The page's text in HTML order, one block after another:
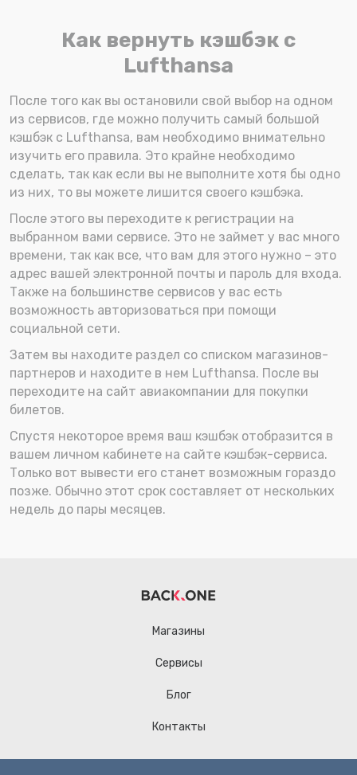
Как вернуть кэшбэк с
Lufthansa
После того как вы остановили свой выбор на одном
из сервисов, где можно получить самый большой
кэшбэк с Lufthansa, вам необходимо внимательно
изучить его правила. Это крайне необходимо
сделать, так как если вы не выполните хотя бы одно
из них, то вы можете лишится своего кэшбэка.
После этого вы переходите к регистрации на
выбранном вами сервисе. Это не займет у вас много
времени, так как все, что вам для этого нужно – это
адрес вашей электронной почты и пароль для входа.
Также на большинстве сервисов у вас есть
возможность авторизоваться при помощи
социальной сети.
Затем вы находите раздел со списком магазинов-
партнеров и находите в нем Lufthansa. После вы
переходите на сайт авиакомпании для покупки
билетов.
Спустя некоторое время ваш кэшбэк отобразится в
вашем личном кабинете на сайте кэшбэк-сервиса.
Только вот вывести его станет возможным гораздо
позже. Обычно этот срок составляет от нескольких
недель до пары месяцев.
Магазины
Сервисы
Блог
Контакты